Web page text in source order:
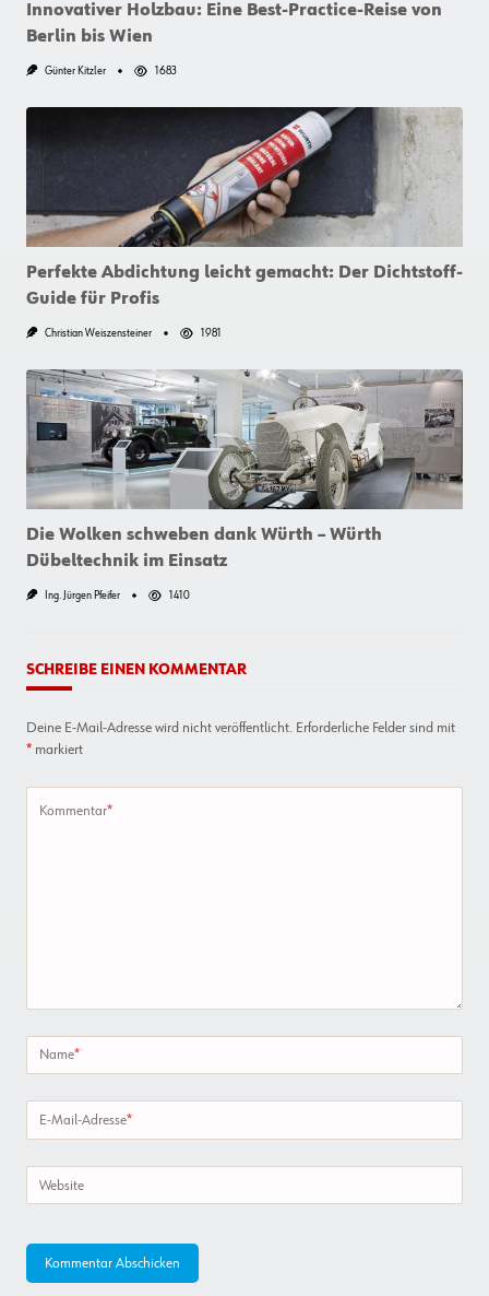
Innovativer Holzbau: Eine Best-Practice-Reise von
Berlin bis Wien
Günter Kitzler 1683
Perfekte Abdichtung leicht gemacht: Der Dichtstoff-
Guide für Profis
Christian Weiszensteiner 1981
Die Wolken schweben dank Würth – Würth
Dübeltechnik im Einsatz
Ing. Jürgen Pfeifer 1410
SCHREIBE EINEN KOMMENTAR
Deine E-Mail-Adresse wird nicht veröffentlicht. Erforderliche Felder sind mit
* markiert
Kommentar*
Name*
E-Mail-Adresse*
Website